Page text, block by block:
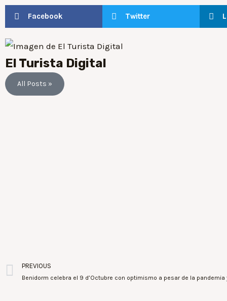
Facebook Twitter
El Turista Digital
All Posts »
PREVIOUS